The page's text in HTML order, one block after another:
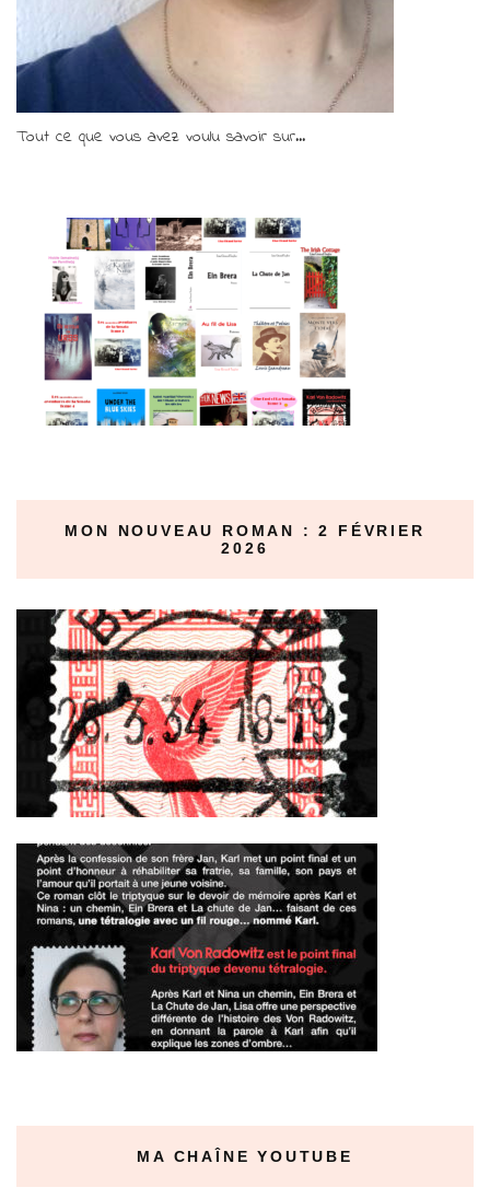
Tout ce que vous avez voulu savoir sur...
MON NOUVEAU ROMAN : 2 FÉVRIER
2026
MA CHAÎNE YOUTUBE